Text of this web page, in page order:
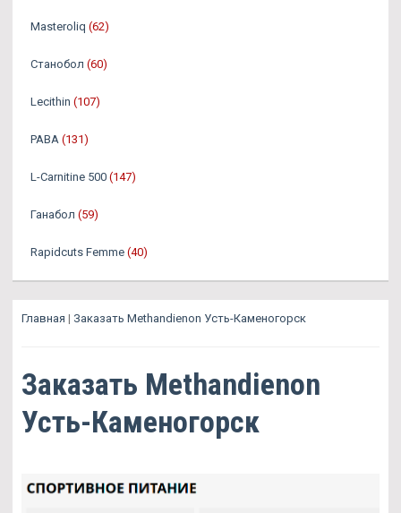
Masteroliq (62)
Станобол (60)
Lecithin (107)
PABA (131)
L-Carnitine 500 (147)
Ганабол (59)
Rapidcuts Femme (40)
Главная | Заказать Methandienon Усть-Каменогорск
Заказать Methandienon
Усть-Каменогорск